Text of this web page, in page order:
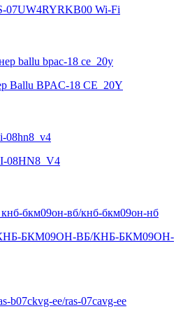
07UW4RYRKB00 Wi-Fi
Ballu BPAC-18 CE_20Y
08HN8_V4
КНБ-БКМ09ОН-ВБ/КНБ-БКМ09ОН-